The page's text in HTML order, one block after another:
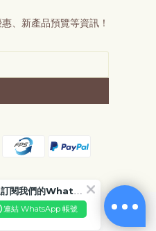
、新產品預覽等資訊！
歡迎訂閱我們的WhatsApp Business 帳號
連結 WhatsApp 帳號